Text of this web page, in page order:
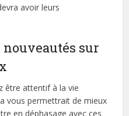
avoir leurs
sur
être attentif à la vie
vous permettrait de mieux
en déphasage avec ces